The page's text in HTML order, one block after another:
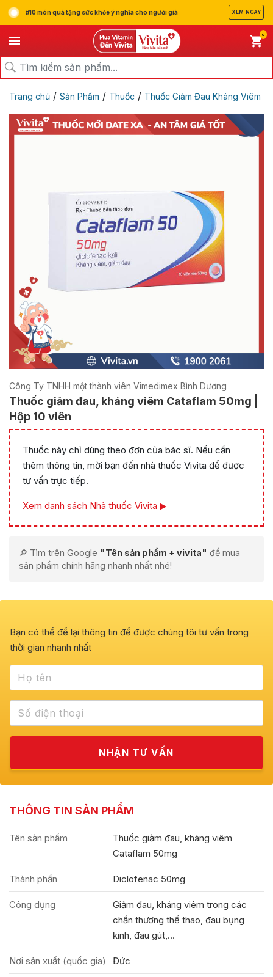
#10 món quà tặng sức khỏe ý nghĩa cho người già XEM NGAY
0
Trang chủ / Sản Phẩm / Thuốc / Thuốc Giảm Đau Kháng Viêm
Công Ty TNHH một thành viên Vimedimex Bình Dương
Thuốc giảm đau, kháng viêm Cataflam 50mg |
Hộp 10 viên
Thuốc này chỉ dùng theo đơn của bác sĩ. Nếu cần
thêm thông tin, mời bạn đến nhà thuốc Vivita để được
tư vấn trực tiếp.
Xem danh sách Nhà thuốc Vivita ▶
🔎 Tìm trên Google "Tên sản phẩm + vivita" để mua
sản phẩm chính hãng nhanh nhất nhé!
Bạn có thể để lại thông tin để được chúng tôi tư vấn trong
thời gian nhanh nhất
THÔNG TIN SẢN PHẨM
Tên sản phẩm
Thuốc giảm đau, kháng viêm
Cataflam 50mg
Thành phần Diclofenac 50mg
Công dụng
Giảm đau, kháng viêm trong các
chấn thương thể thao, đau bụng
kinh, đau gút,...
Nơi sản xuất (quốc gia) Đức